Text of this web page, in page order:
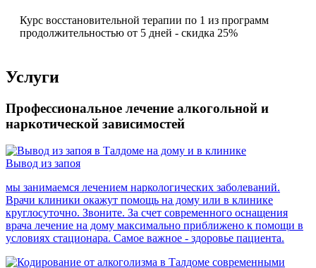
Курс восстановительной терапии по 1 из программ
продолжительностью от 5 дней - скидка 25%
Услуги
Профессиональное лечение алкогольной и
наркотической зависимостей
Вывод из запоя
мы занимаемся лечением наркологических заболеваний.
Врачи клиники окажут помощь на дому или в клинике
круглосуточно. Звоните. За счет современного оснащения
врача лечение на дому максимально приближено к помощи в
условиях стационара. Самое важное - здоровье пациента.